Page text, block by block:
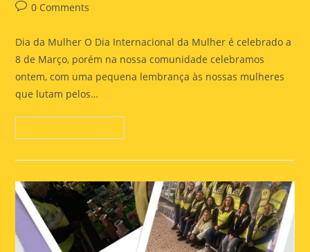
0 Comments
Dia da Mulher O Dia Internacional da Mulher é celebrado a
8 de Março, porém na nossa comunidade celebramos
ontem, com uma pequena lembrança às nossas mulheres
que lutam pelos…